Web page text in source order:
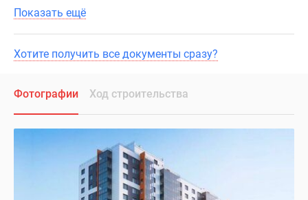
Показать ещё
Хотите получить все документы сразу?
Фотографии Ход строительства